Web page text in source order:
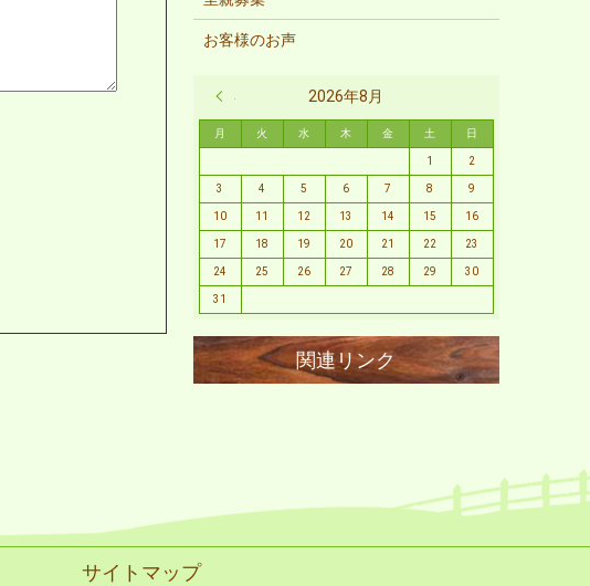
お客様のお声
2026年8月
月 火 水 木 金 土 日
1 2
3 4 5 6 7 8 9
10 11 12 13 14 15 16
17 18 19 20 21 22 23
24 25 26 27 28 29 30
31
サイトマップ